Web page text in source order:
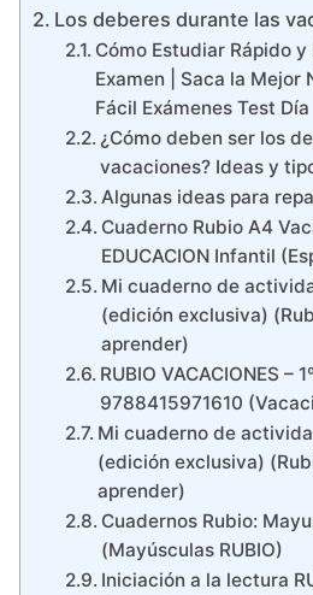
Los deberes durante las
Cómo Estudiar Rápido y
Examen | Saca la Mejor
Fácil Exámenes Test Día
¿Cómo deben ser los
vacaciones? Ideas y
Algunas ideas para
Cuaderno Rubio A4
EDUCACION Infantil
Mi cuaderno de
(edición exclusiva)
aprender)
RUBIO VACACIONES –
9788415971610
Mi cuaderno de
(edición exclusiva)
aprender)
Cuadernos Rubio:
(Mayúsculas RUBIO)
Iniciación a la lectura